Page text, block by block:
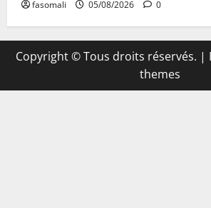
fasomali 05/08/2026 0
Copyright © Tous droits réservés. |
themes